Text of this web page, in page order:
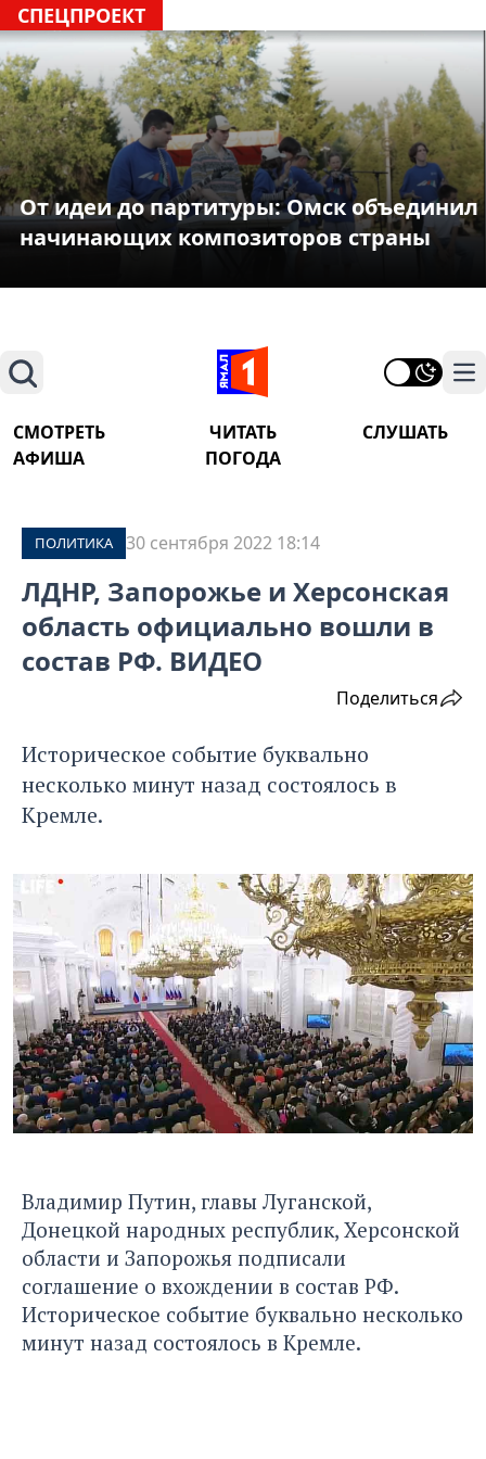
СПЕЦПРОЕКТ
От идеи до партитуры: Омск объединил
начинающих композиторов страны
Поиск
СМОТРЕТЬ ЧИТАТЬ
СЛУШАТЬ
АФИША
ПОГОДА
ПОЛИТИКА 30 сентября 2022 18:14
ЛДНР, Запорожье и Херсонская
область официально вошли в
состав РФ. ВИДЕО
Поделиться
Историческое событие буквально
несколько минут назад состоялось в
Кремле.
Владимир Путин, главы Луганской,
Донецкой народных республик, Херсонской
области и Запорожья подписали
соглашение о вхождении в состав РФ.
Историческое событие буквально несколько
минут назад состоялось в Кремле.